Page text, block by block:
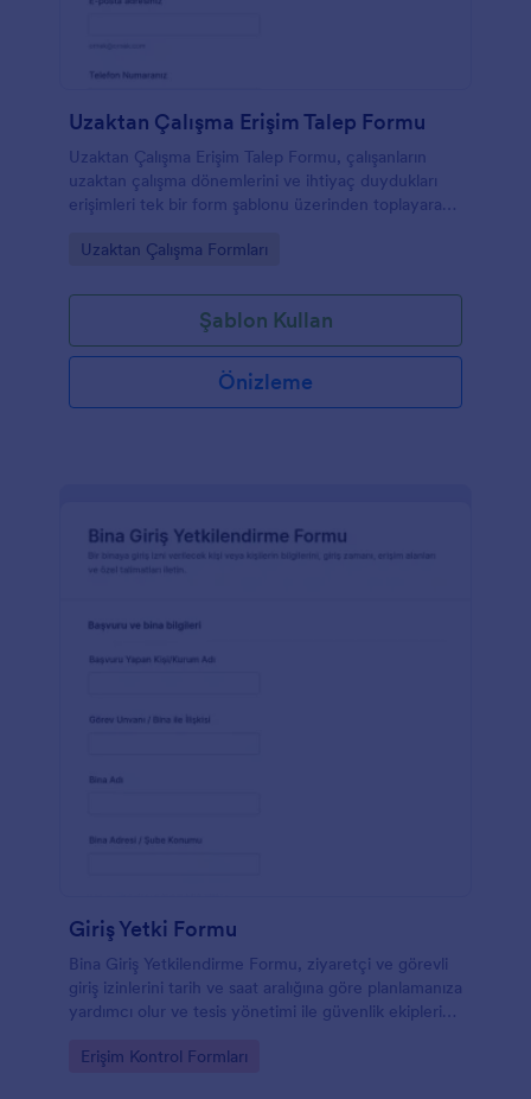
Uzaktan Çalışma Erişim Talep Formu
Uzaktan Çalışma Erişim Talep Formu, çalışanların
uzaktan çalışma dönemlerini ve ihtiyaç duydukları
erişimleri tek bir form şablonu üzerinden toplayarak
sürecini kolaylaştırır.
Go to Category:
Uzaktan Çalışma Formları
Şablon Kullan
Önizleme
Giriş Yetki Formu
Bina Giriş Yetkilendirme Formu, ziyaretçi ve görevli
giriş izinlerini tarih ve saat aralığına göre planlamanıza
yardımcı olur ve tesis yönetimi ile güvenlik ekipleri
düzenler.
Go to Category:
Erişim Kontrol Formları